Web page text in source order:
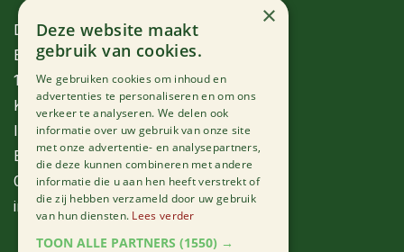
Dryade vzw
Engelandstraat 34
1060 Brussel
KBO: BE 0762.778.603
IBAN: BE29 7340 5188 1164
BIC: KREDBEBB
0485 97 66 71
info@dryade.info
×
Deze website maakt
gebruik van cookies.
We gebruiken cookies om inhoud en
advertenties te personaliseren en om ons
verkeer te analyseren. We delen ook
informatie over uw gebruik van onze site
met onze advertentie- en analysepartners,
die deze kunnen combineren met andere
informatie die u aan hen heeft verstrekt of
die zij hebben verzameld door uw gebruik
van hun diensten. Lees verder
TOON ALLE PARTNERS (1550) →